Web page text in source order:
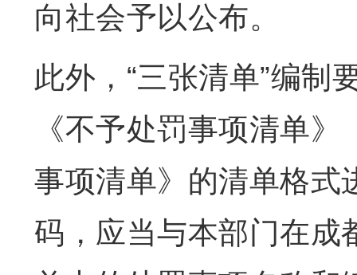
向社会予以公布。
此外，“三张清单”编制
《不予处罚事项清单
事项清单》的清单格式
码，应当与本部门在成